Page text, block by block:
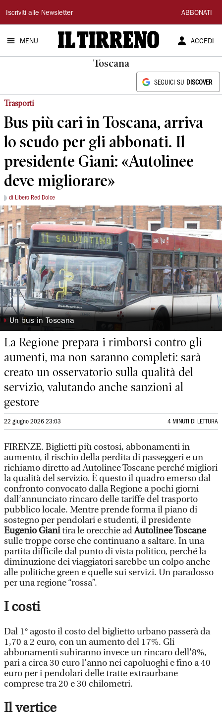
Il
Tirreno
Iscriviti alle Newsletter ABBONATI
MENU ACCEDI
Toscana
SEGUICI SU DISCOVER
Trasporti
Bus più cari in Toscana, arriva
lo scudo per gli abbonati. Il
presidente Giani: «Autolinee
deve migliorare»
di Libero Red Dolce
◗ Un bus in Toscana
La Regione prepara i rimborsi contro gli
aumenti, ma non saranno completi: sarà
creato un osservatorio sulla qualità del
servizio, valutando anche sanzioni al
gestore
22 giugno 2026 23:03 4 MINUTI DI LETTURA
FIRENZE. Biglietti più costosi, abbonamenti in
aumento, il rischio della perdita di passeggeri e un
richiamo diretto ad Autolinee Toscane perché migliori
la qualità del servizio. È questo il quadro emerso dal
confronto convocato dalla Regione a pochi giorni
dall’annunciato rincaro delle tariffe del trasporto
pubblico locale. Mentre prende forma il piano di
sostegno per pendolari e studenti, il presidente
Eugenio Gianitira le orecchie adAutolinee Toscane
sulle troppe corse che continuano a saltare. In una
partita difficile dal punto di vista politico, perché la
diminuzione dei viaggiatori sarebbe un colpo anche
alle politiche green e quelle sui servizi. Un paradosso
per una regione “rossa”.
I costi
Dal 1° agosto il costo del biglietto urbano passerà da
1,70 a 2 euro, con un aumento del 17%. Gli
abbonamenti subiranno invece un rincaro dell'8%,
pari a circa 30 euro l'anno nei capoluoghi e fino a 40
euro per i pendolari delle tratte extraurbane
comprese tra 20 e 30 chilometri.
Il vertice